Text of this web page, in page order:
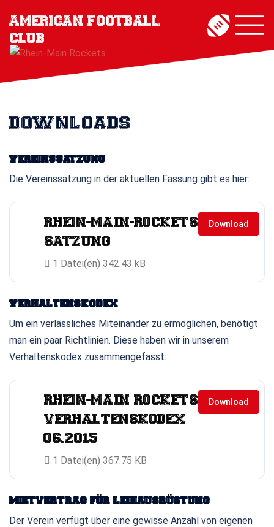
Inhalt
springen
Menü
DOWNLOADS
VEREINSSATZUNG
Die Vereinssatzung in der aktuellen Fassung gibt es hier:
RHEIN-MAIN-ROCKETS
SATZUNG
1 Datei(en) 342.43 kB
Download
VERHALTENSKODEX
Um ein verlässliches Miteinander zu ermöglichen, benötigt
man ein paar Richtlinien. Diese haben wir in unserem
Verhaltenskodex zusammengefasst:
RHEIN-MAIN ROCKETS
VERHALTENSKODEX
06.2015
1 Datei(en) 367.75 KB
Download
MIETVERTRAG FÜR LEIHAUSRÜSTUNG
Der Verein verfügt über eine gewisse Anzahl von eigenen